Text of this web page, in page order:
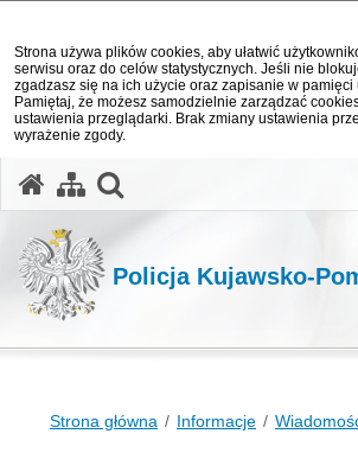
Strona używa plików cookies, aby ułatwić
serwisu oraz do celów statystycznych. Jeśli nie
zgadzasz się na ich użycie oraz zapisanie w pamięci
Pamiętaj, że możesz samodzielnie zarządzać
ustawienia przeglądarki. Brak zmiany ustawienia
wyrażenie zgody.
Policja Kujawsko-
Strona główna Informacje